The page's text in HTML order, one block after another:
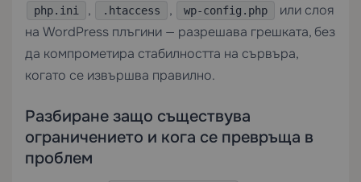
php.ini , .htaccess , wp-config.php
или слоя
на WordPress плъгини — разрешава грешката, без
да компрометира стабилността на сървъра,
когато се извършва правилно.
Разбиране защо съществува
ограничението и кога се превръща в
проблем